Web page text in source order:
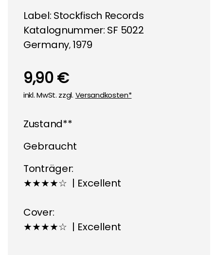
Label: Stockfisch Records
Katalognummer: SF 5022
Germany, 1979
9,90 €
inkl. MwSt. zzgl. Versandkosten*
Zustand**
Gebraucht
Tonträger:
★★★★☆ | Excellent
Cover:
★★★★☆ | Excellent